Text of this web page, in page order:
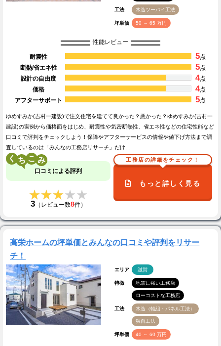
工法 木造ツーバイ工法
坪単価 50 ～ 65 万円
性能レビュー
耐震性 5点
断熱/省エネ性
5点
設計の自由度
4点
価格
4点
アフターサポート
5点
ゆめすみか(吉村一建設)で注文住宅を建てて良かった？悪かった？ゆめすみか(吉村一
建設)の実例から価格面をはじめ、耐震性や気密断熱性、省エネ性などの住宅性能など
口コミで評判をチェックしよう！保障やアフターサービスの情報や値下げ方法まで調
査しているのは「みんなの工務店リサーチ」だけ…
く こ
口コミによる評判
★★★★★
★★★★★
3（レビュー数8件）
工務店の詳細をチェック！
もっと詳しく見る
高栄ホームの坪単価とみんなの口コミや評判をリサー
チ！
エリア 滋賀
特徴 地震に強い工務店
ローコストな工務店
工法 木造（軸組・パネル工法）
独自工法
坪単価 40 ～ 60 万円